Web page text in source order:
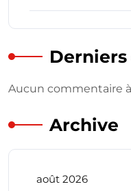
Aucun commentaire
Archive
août 2026